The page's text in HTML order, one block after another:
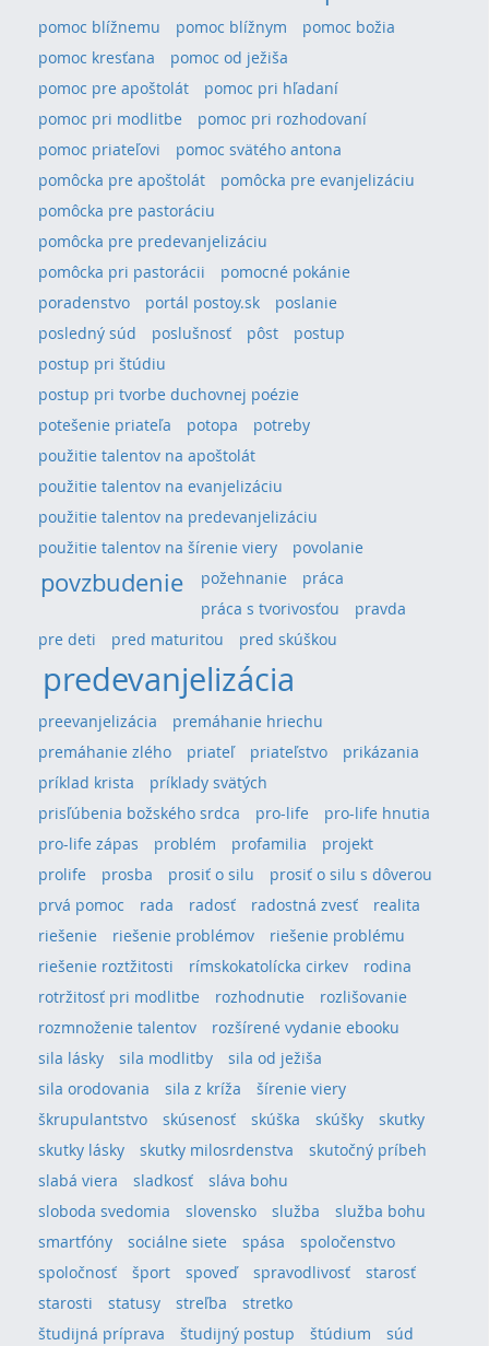
pomoc blížnemu pomoc blížnym
pomoc božia
pomoc kresťana
pomoc od ježiša
pomoc pre apoštolát
pomoc pri hľadaní
pomoc pri modlitbe
pomoc pri rozhodovaní
pomoc priateľovi
pomoc svätého antona
pomôcka pre apoštolát
pomôcka pre evanjelizáciu
pomôcka pre pastoráciu
pomôcka pre predevanjelizáciu
pomôcka pri pastorácii
pomocné pokánie
poradenstvo
portál postoy.sk
poslanie
posledný súd
poslušnosť pôst
postup
postup pri štúdiu
postup pri tvorbe duchovnej poézie
potešenie priateľa
potopa
potreby
použitie talentov na apoštolát
použitie talentov na evanjelizáciu
použitie talentov na predevanjelizáciu
použitie talentov na šírenie viery
povolanie
povzbudenie požehnanie
práca
práca s tvorivosťou
pravda
pre deti
pred maturitou pred skúškou
predevanjelizácia
preevanjelizácia
premáhanie hriechu
premáhanie zlého
priateľ priateľstvo
prikázania
príklad krista
príklady svätých
prisľúbenia božského srdca
pro-life
pro-life hnutia
pro-life zápas
problém profamilia
projekt
prolife
prosba prosiť o silu
prosiť o silu s dôverou
prvá pomoc
rada radosť radostná zvesť
realita
riešenie
riešenie problémov
riešenie problému
riešenie roztžitosti
rímskokatolícka cirkev
rodina
rotržitosť pri modlitbe
rozhodnutie
rozlišovanie
rozmnoženie talentov
rozšírené vydanie ebooku
sila lásky
sila modlitby
sila od ježiša
sila orodovania
sila z kríža
šírenie viery
škrupulantstvo
skúsenosť skúška skúšky
skutky
skutky lásky
skutky milosrdenstva
skutočný príbeh
slabá viera
sladkosť
sláva bohu
sloboda svedomia
slovensko služba
služba bohu
smartfóny
sociálne siete spása
spoločenstvo
spoločnosť
šport spoveď spravodlivosť
starosť
starosti
statusy streľba
stretko
študijná príprava
študijný postup štúdium
súd